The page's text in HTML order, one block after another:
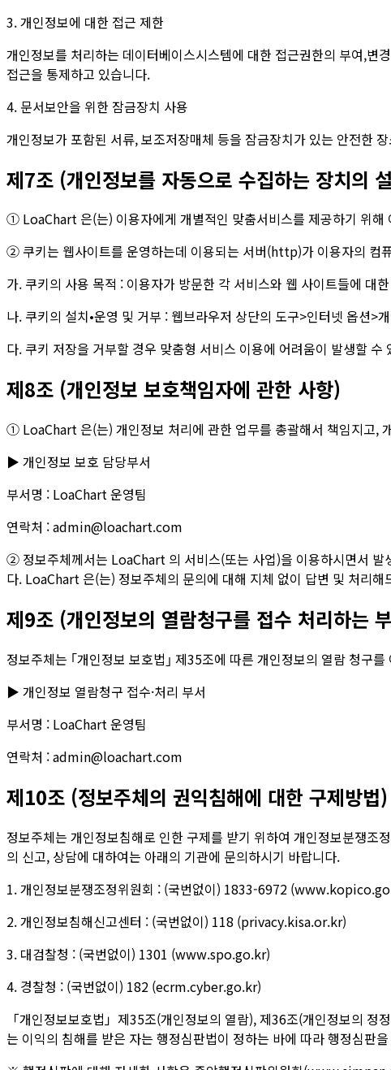
3. 개인정보에 대한 접근 제한
개인정보를 처리하는 데이터베이스시스템에 대한 접근권한의 부여,
접근을 통제하고 있습니다.
4. 문서보안을 위한 잠금장치 사용
개인정보가 포함된 서류, 보조저장매체 등을 잠금장치가 있는 안전한
제7조 (개인정보를 자동으로 수집하는 장치의
① LoaChart 은(는) 이용자에게 개별적인 맞춤서비스를 제공하기 위
② 쿠키는 웹사이트를 운영하는데 이용되는 서버(http)가 이용자의 컴
가. 쿠키의 사용 목적 : 이용자가 방문한 각 서비스와 웹 사이트들에 대
나. 쿠키의 설치•운영 및 거부 : 웹브라우저 상단의 도구>인터넷 옵션
다. 쿠키 저장을 거부할 경우 맞춤형 서비스 이용에 어려움이 발생할 수
제8조 (개인정보 보호책임자에 관한 사항)
① LoaChart 은(는) 개인정보 처리에 관한 업무를 총괄해서 책임지고,
▶ 개인정보 보호 담당부서
부서명 : LoaChart 운영팀
연락처 : admin@loachart.com
② 정보주체께서는 LoaChart 의 서비스(또는 사업)을 이용하시면서 발
다. LoaChart 은(는) 정보주체의 문의에 대해 지체 없이 답변 및 처리해
제9조 (개인정보의 열람청구를 접수 처리하는
정보주체는 ｢개인정보 보호법｣ 제35조에 따른 개인정보의 열람 청구
▶ 개인정보 열람청구 접수·처리 부서
부서명 : LoaChart 운영팀
연락처 : admin@loachart.com
제10조 (정보주체의 권익침해에 대한 구제방법)
정보주체는 개인정보침해로 인한 구제를 받기 위하여 개인정보분쟁조
의 신고, 상담에 대하여는 아래의 기관에 문의하시기 바랍니다.
1. 개인정보분쟁조정위원회 : (국번없이) 1833-6972
2. 개인정보침해신고센터 : (국번없이) 118 (privacy.kisa.or.kr)
3. 대검찰청 : (국번없이) 1301 (www.spo.go.kr)
4. 경찰청 : (국번없이) 182 (ecrm.cyber.go.kr)
「개인정보보호법」제35조(개인정보의 열람), 제36조(개인정보의
는 이익의 침해를 받은 자는 행정심판법이 정하는 바에 따라 행정심판